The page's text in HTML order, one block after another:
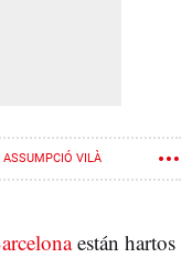
VILÀ
están hartos